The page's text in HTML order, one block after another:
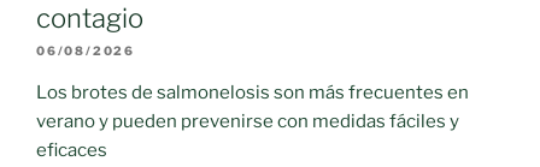
contagio
06/08/2026
Los brotes de salmonelosis son más frecuentes en
verano y pueden prevenirse con medidas fáciles y
eficaces